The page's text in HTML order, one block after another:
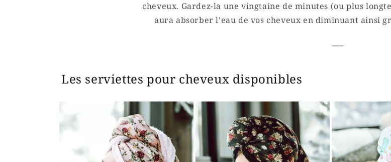
cheveux. Gardez-la une vingtaine de minutes (ou plus
aura absorber l'eau de vos cheveux en diminuant ainsi
Les serviettes pour cheveux disponibles